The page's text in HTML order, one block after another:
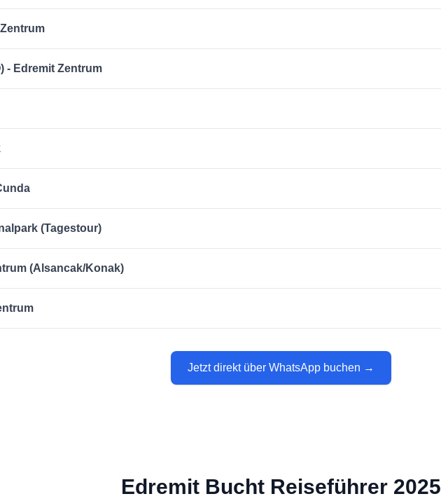
- Edremit Zentrum
(Tagestour)
(Alsancak/Konak)
Jetzt direkt über WhatsApp buchen →
Edremit Bucht Reiseführer 2025